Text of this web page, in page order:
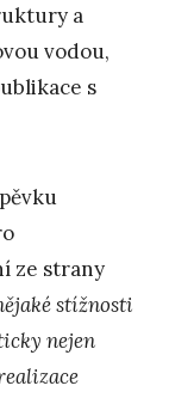
a
vodou,
s
ze strany
stížnosti
nejen